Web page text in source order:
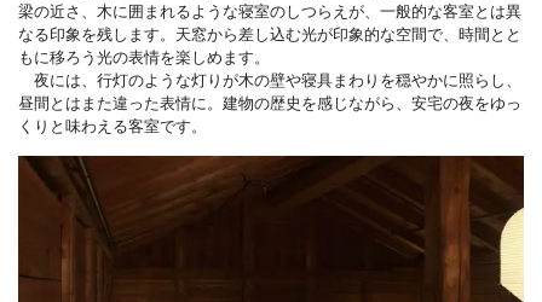
梁の近さ、木に囲まれるような寝室のしつらえが、一般的な客室とは異
なる印象を残します。天窓から差し込む光が印象的な空間で、時間とと
もに移ろう光の表情を楽しめます。
夜には、行灯のような灯りが木の壁や寝具まわりを穏やかに照らし、
昼間とはまた違った表情に。建物の歴史を感じながら、安宅の夜をゆっ
くりと味わえる客室です。